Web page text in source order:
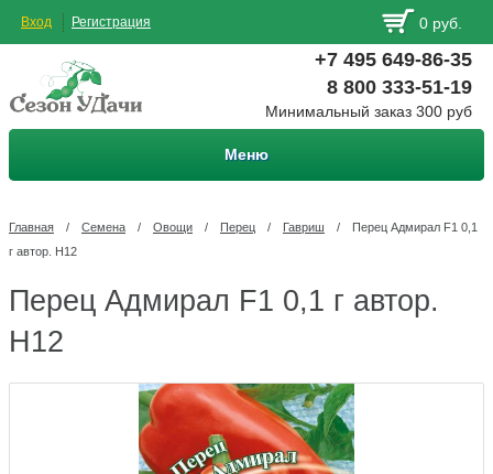
Вход Регистрация 0 руб.
+7 495 649-86-35
8 800 333-51-19
Минимальный заказ 300 руб
Меню
Главная / Семена / Овощи / Перец / Гавриш /
Перец Адмирал F1 0,1
г автор. Н12
Перец Адмирал F1 0,1 г автор.
Н12